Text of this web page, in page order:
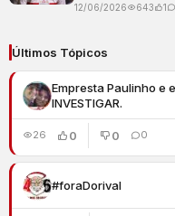
12/06/2026 643 1
Últimos Tópicos
Empresta Paulinho e
INVESTIGAR.
26 0 0 0
#foraDorival